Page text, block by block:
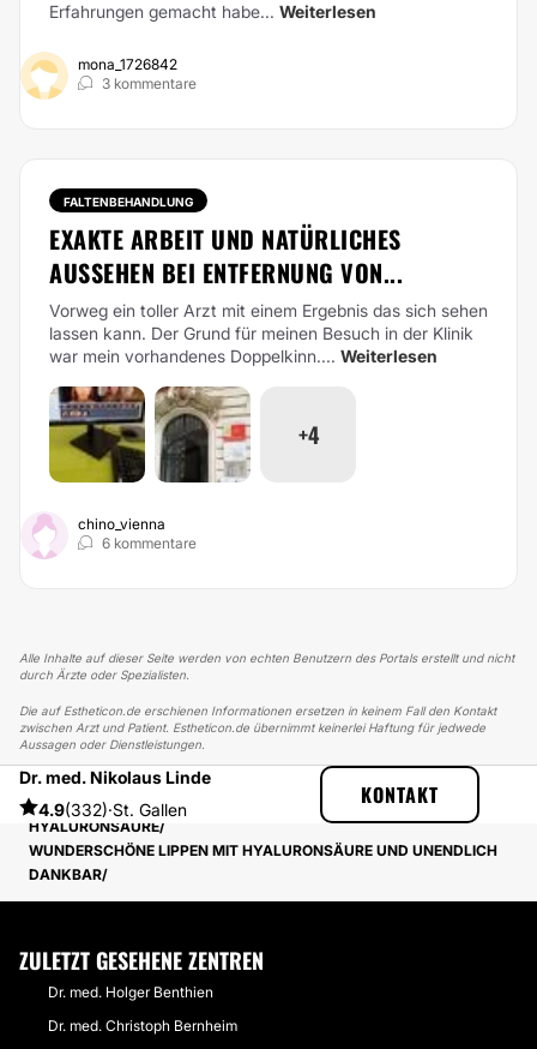
Erfahrungen gemacht habe... Weiterlesen
mona_1726842
3 kommentare
FALTENBEHANDLUNG
EXAKTE ARBEIT UND NATÜRLICHES
AUSSEHEN BEI ENTFERNUNG VON...
Vorweg ein toller Arzt mit einem Ergebnis das sich sehen
lassen kann. Der Grund für meinen Besuch in der Klinik
war mein vorhandenes Doppelkinn.... Weiterlesen
+4
chino_vienna
6 kommentare
Alle Inhalte auf dieser Seite werden von echten Benutzern des Portals erstellt und nicht
durch Ärzte oder Spezialisten.
Die auf Estheticon.de erschienen Informationen ersetzen in keinem Fall den Kontakt
zwischen Arzt und Patient. Estheticon.de übernimmt keinerlei Haftung für jedwede
Aussagen oder Dienstleistungen.
Dr. med. Nikolaus Linde
4.9(332)·St. Gallen
KONTAKT
ESTHETICON
ERFAHRUNGSBERICHTE
ERFAHRUNGSBERICHTE ÜBER LIPPENVERGRÖSSERUNG MIT H
YALURONSÄURE
WUNDERSCHÖNE LIPPEN MIT HYALURONSÄURE UND UNENDLICH
DANKBAR
ZULETZT GESEHENE ZENTREN
Dr. med. Holger Benthien
Dr. med. Christoph Bernheim